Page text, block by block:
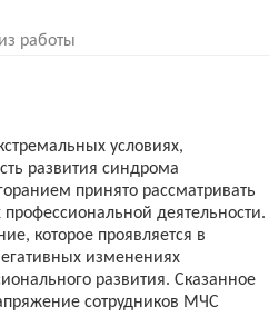
работы
условиях,
развития синдрома
принято рассматривать
деятельности.
которое проявляется в
изменениях
развития. Сказанное
сотрудников МЧС